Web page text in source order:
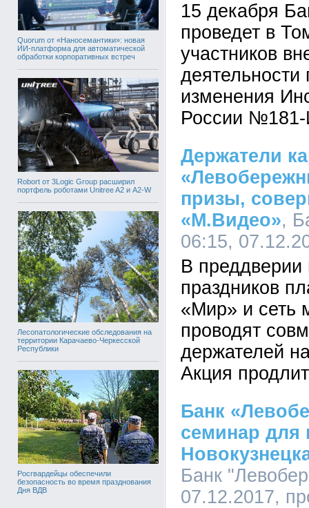
Quorum от «Наносемантики»: новая
ИИ-платформа для автоматической
обработки корпоративных встреч
Robort от 3Logic Group расширил
портфель роботами Unitree A2 и A2-W
Лесопатологические обследования на
территории Карачаево-Черкесской
Республики
Росгвардейцы обеспечили
безопасность во время празднования
Дня ВДВ
15 декабря
проведет в
участников
изменения
России
Держатели
призы,
«М.Видео»,
06:15,
В преддверии
праздников
«Мир» и сеть
проводят
держателей
Акция
Банк
семинар для
Банк
07.12.2017,